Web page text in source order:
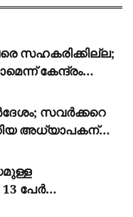
സഹകരിക്കില്ല;
കേന്ദ്രം
സവർക്കറെ
അധ്യാപകന്
പേർ